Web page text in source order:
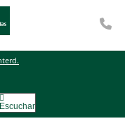
del
Escuchar